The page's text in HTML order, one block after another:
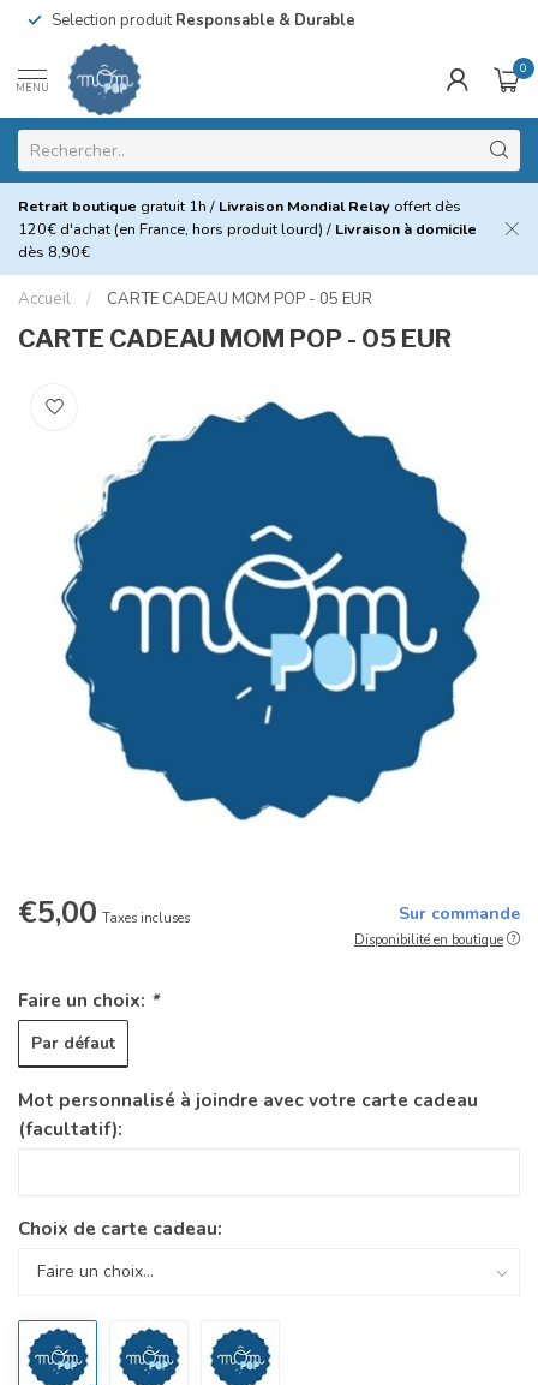
Selection produitResponsable & Durable
MENU
0
Retrait boutique gratuit 1h / Livraison Mondial Relay offert dès
120€ d'achat (en France, hors produit lourd) / Livraison à domicile
dès 8,90€
Accueil / CARTE CADEAU MOM POP - 05 EUR
CARTE CADEAU MOM POP - 05 EUR
€5,00 Taxes incluses Sur commande
Disponibilité en boutique
Faire un choix: *
Par défaut
Mot personnalisé à joindre avec votre carte cadeau
(facultatif):
Choix de carte cadeau: